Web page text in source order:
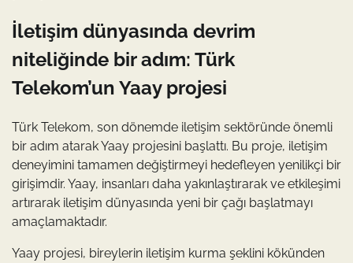
İletişim dünyasında devrim
niteliğinde bir adım: Türk
Telekom’un Yaay projesi
Türk Telekom, son dönemde iletişim sektöründe önemli
bir adım atarak Yaay projesini başlattı. Bu proje, iletişim
deneyimini tamamen değiştirmeyi hedefleyen yenilikçi bir
girişimdir. Yaay, insanları daha yakınlaştırarak ve etkileşimi
artırarak iletişim dünyasında yeni bir çağı başlatmayı
amaçlamaktadır.
Yaay projesi, bireylerin iletişim kurma şeklini kökünden